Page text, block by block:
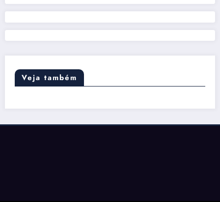
Veja também